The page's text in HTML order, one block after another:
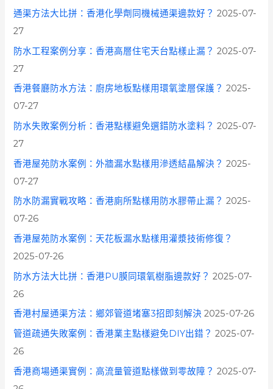
通渠方法大比拼：香港化學劑同機械通渠邊款好？ 2025-07-
27
防水工程案例分享：香港高層住宅天台點樣止漏？ 2025-07-
27
香港餐廳防水方法：廚房地板點樣用環氧塗層保護？ 2025-
07-27
防水失敗案例分析：香港點樣避免選錯防水塗料？ 2025-07-
27
香港屋苑防水案例：外牆漏水點樣用滲透結晶解決？ 2025-
07-27
防水防漏實戰攻略：香港廁所點樣用防水膠帶止漏？ 2025-
07-26
香港屋苑防水案例：天花板漏水點樣用灌漿技術修復？
2025-07-26
防水方法大比拼：香港PU膜同環氧樹脂邊款好？ 2025-07-
26
香港村屋通渠方法：鄉郊管道堵塞3招即刻解決 2025-07-26
管道疏通失敗案例：香港業主點樣避免DIY出錯？ 2025-07-
26
香港商場通渠實例：高流量管道點樣做到零故障？ 2025-07-